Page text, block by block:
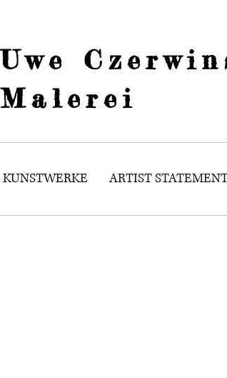
Uwe
Malerei
KUNSTWERKE ARTIST